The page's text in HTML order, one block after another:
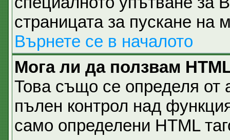
страницата за пускане на
Върнете се в началото
Мога ли да ползвам
Това също се определя от
пълен контрол над
само определени HTML